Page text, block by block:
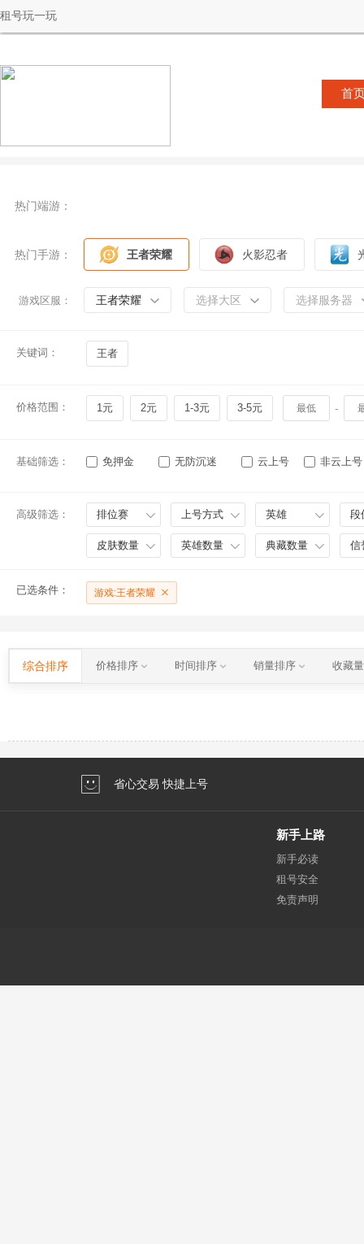
租号玩一玩
首
热门端游：
热门手游： 王者荣耀 火影忍者
游戏区服： 王者荣耀 选择大区 选择服务器
关键词： 王者
价格范围： 1元 2元 1-3元 3-5元 -
基础筛选： 免押金 无防沉迷 云上号 非云上号
高级筛选： 排位赛 上号方式 英雄 段
皮肤数量 英雄数量 典藏数量 信
已选条件： 游戏:王者荣耀
综合排序 价格排序 时间排序 销量排序 收藏
省心交易 快捷上号
新手上路
新手必读
租号安全
免责声明